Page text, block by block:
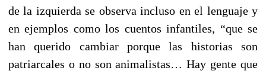
de la izquierda se observa incluso en el lenguaje y
en ejemplos como los cuentos infantiles, “que se
han querido cambiar porque las historias son
patriarcales o no son animalistas… Hay gente que